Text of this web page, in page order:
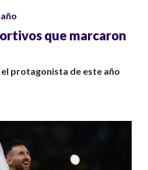
que marcaron
protagonista de este año